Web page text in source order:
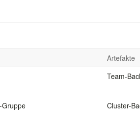
Artefakte
Gruppe
Team-
Cluster-